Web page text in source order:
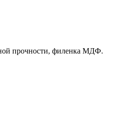
прочности, филенка МДФ.